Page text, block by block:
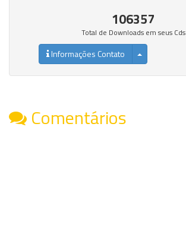
106357
Total de Downloads em seus Cds
Informações Contato
Comentários